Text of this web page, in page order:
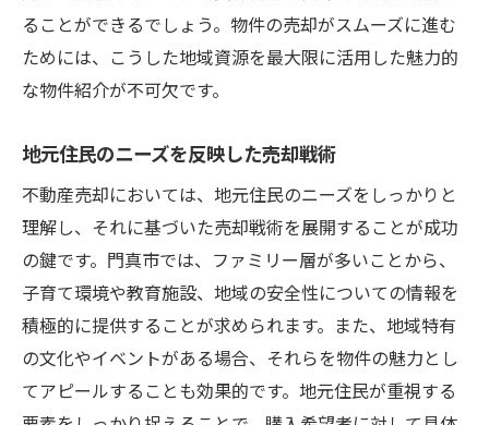
ることができるでしょう。物件の売却がスムーズに進む
ためには、こうした地域資源を最大限に活用した魅力的
な物件紹介が不可欠です。
地元住民のニーズを反映した売却戦術
不動産売却においては、地元住民のニーズをしっかりと
理解し、それに基づいた売却戦術を展開することが成功
の鍵です。門真市では、ファミリー層が多いことから、
子育て環境や教育施設、地域の安全性についての情報を
積極的に提供することが求められます。また、地域特有
の文化やイベントがある場合、それらを物件の魅力とし
てアピールすることも効果的です。地元住民が重視する